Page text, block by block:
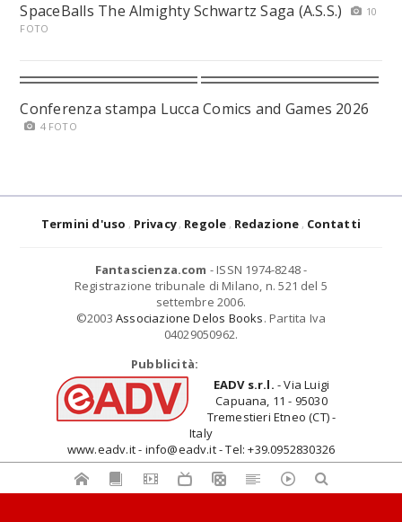
SpaceBalls The Almighty Schwartz Saga (A.S.S.)
10
FOTO
Conferenza stampa Lucca Comics and Games 2026
4 FOTO
Termini d'uso Privacy Regole Redazione Contatti
Fantascienza.com - ISSN 1974-8248 -
Registrazione tribunale di Milano, n. 521 del 5
settembre 2006.
©2003 Associazione Delos Books. Partita Iva
04029050962.
Pubblicità:
EADV s.r.l. - Via Luigi
Capuana, 11 - 95030
Tremestieri Etneo (CT) -
Italy
www.eadv.it - info@eadv.it - Tel: +39.0952830326